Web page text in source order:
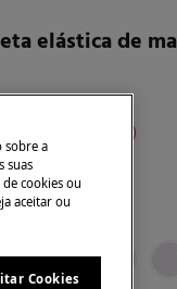
elástica de
NA CESTA
sobre a
suas
cookies ou
aceitar ou
Cookies